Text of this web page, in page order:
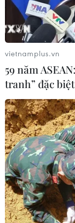
ASEAN Cup
bước vào thử
03/08/2026 13:04
Xem trực tiếp
ASEAN Cup
03/08/2026 09:21
Đội
tiêu 3 điểm,
trước giờ G
03/08/2026 07:39
vietnamplus.vn
59 năm
tranh” đặc